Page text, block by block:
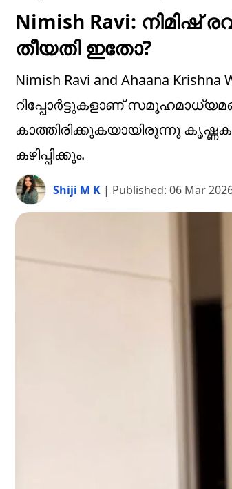
Nimish Ravi:
തീയതി ഇതോ?
Nimish Ravi and Ahaana
റിപ്പോര്‍ട്ടുകളാണ്
കാത്തിരിക്കുകയായിരുന്നു
കഴിപ്പിക്കും.
Shiji M K | Published: 06 Mar